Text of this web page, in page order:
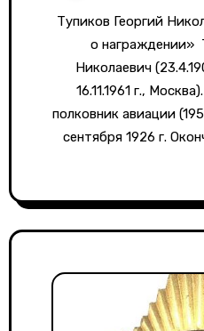
Тупиков Георгий Николаевич- «База данных
о награждении»
Николаевич
16.11.1961 г.,
полковник авиации
сентября 1926 г.